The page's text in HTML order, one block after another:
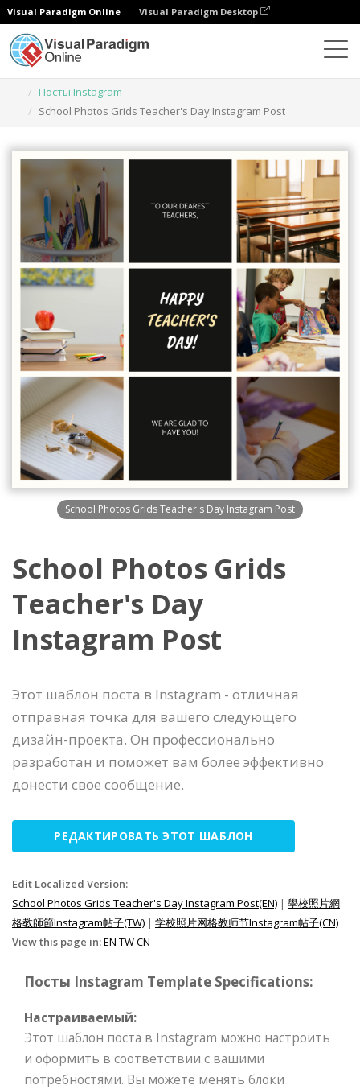
Visual Paradigm Online Visual Paradigm Desktop
Посты Instagram
School Photos Grids Teacher's Day Instagram Post
School Photos Grids Teacher's Day Instagram Post
School Photos Grids
Teacher's Day
Instagram Post
Этот шаблон поста в Instagram - отличная
отправная точка для вашего следующего
дизайн-проекта. Он профессионально
разработан и поможет вам более эффективно
донести свое сообщение.
РЕДАКТИРОВАТЬ ЭТОТ ШАБЛОН
Edit Localized Version:
School Photos Grids Teacher's Day Instagram Post(EN) | 學校照片網
格教師節Instagram帖子(TW) | 学校照片网格教师节Instagram帖子(CN)
View this page in:EN TWCN
Посты Instagram Template Specifications:
Настраиваемый:
Этот шаблон поста в Instagram можно настроить
и оформить в соответствии с вашими
потребностями. Вы можете менять блоки